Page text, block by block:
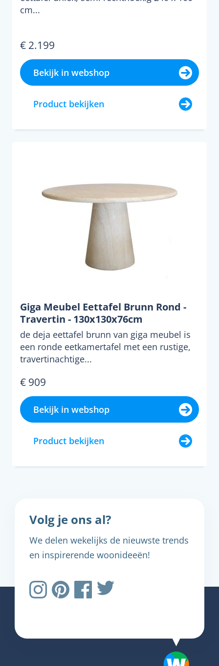
cm...
€ 2.199
Bekijk in webshop
Product bekijken
Giga Meubel Eettafel Brunn Rond -
Travertin - 130x130x76cm
de deja eettafel brunn van giga meubel is
een ronde eetkamertafel met een rustige,
travertinachtige...
€ 909
Bekijk in webshop
Product bekijken
Volg je ons al?
We delen wekelijks de nieuwste trends
en inspirerende woonideeën!